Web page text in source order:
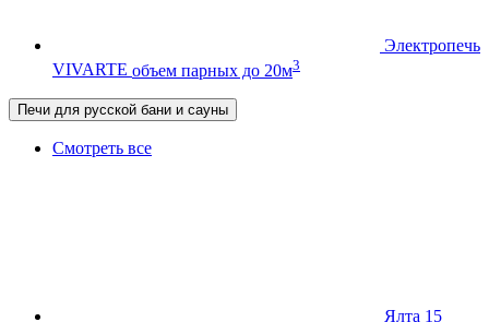
Электропечь
VIVARTE объем парных до 20м3
Печи для русской бани и сауны
Смотреть все
Ялта 15